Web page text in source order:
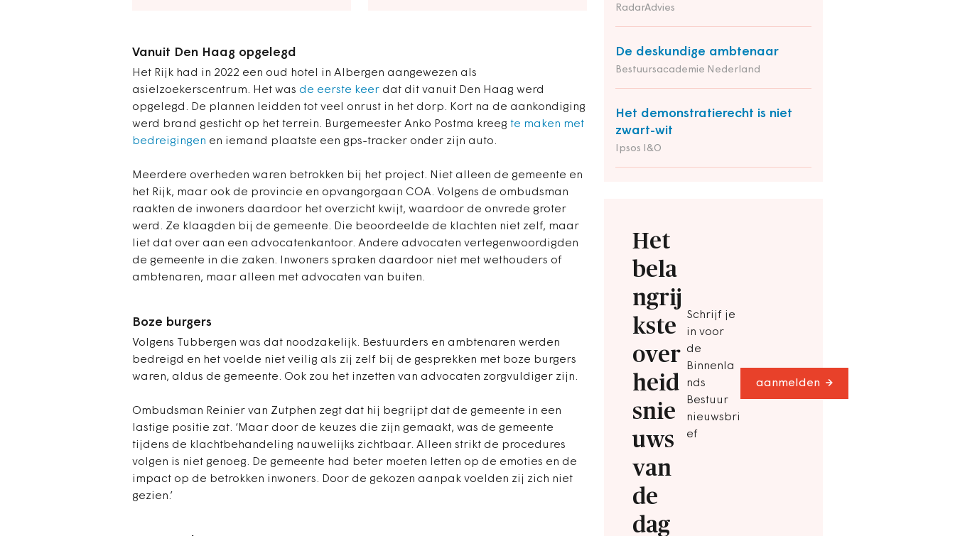
Vanuit Den Haag opgelegd
Het Rijk had in 2022 een oud hotel in Albergen aangewezen als
asielzoekerscentrum. Het was de eerste keer dat dit vanuit Den Haag werd
opgelegd. De plannen leidden tot veel onrust in het dorp. Kort na de aankondiging
werd brand gesticht op het terrein. Burgemeester Anko Postma kreeg te maken met
bedreigingen en iemand plaatste een gps-tracker onder zijn auto.
RadarAdvies
De deskundige ambtenaar
Bestuursacademie Nederland
Het demonstratierecht is niet
zwart-wit
Ipsos I&O
Het
bela
ngrij
kste
over
heid
snie
uws
van
de
dag
Schrijf je
in voor
de
Binnenla
nds
Bestuur
nieuwsbri
ef
aanmelden
Meerdere overheden waren betrokken bij het project. Niet alleen de gemeente en
het Rijk, maar ook de provincie en opvangorgaan COA. Volgens de ombudsman
raakten de inwoners daardoor het overzicht kwijt, waardoor de onvrede groter
werd. Ze klaagden bij de gemeente. Die beoordeelde de klachten niet zelf, maar
liet dat over aan een advocatenkantoor. Andere advocaten vertegenwoordigden
de gemeente in die zaken. Inwoners spraken daardoor niet met wethouders of
ambtenaren, maar alleen met advocaten van buiten.
Boze burgers
Volgens Tubbergen was dat noodzakelijk. Bestuurders en ambtenaren werden
bedreigd en het voelde niet veilig als zij zelf bij de gesprekken met boze burgers
waren, aldus de gemeente. Ook zou het inzetten van advocaten zorgvuldiger zijn.
Ombudsman Reinier van Zutphen zegt dat hij begrijpt dat de gemeente in een
lastige positie zat. ‘Maar door de keuzes die zijn gemaakt, was de gemeente
tijdens de klachtbehandeling nauwelijks zichtbaar. Alleen strikt de procedures
volgen is niet genoeg. De gemeente had beter moeten letten op de emoties en de
impact op de betrokken inwoners. Door de gekozen aanpak voelden zij zich niet
gezien.’